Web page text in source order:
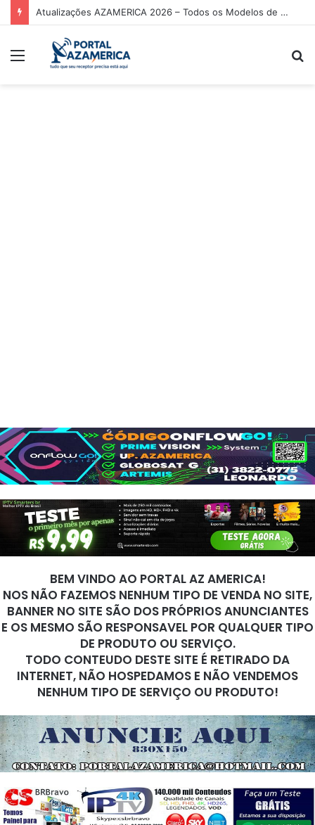
Atualizações AZAMERICA 2026 – Todos os Modelos de Receptores AZAMERICA
BEM VINDO AO PORTAL AZ AMERICA!
NOS NÃO FAZEMOS NENHUM TIPO DE VENDA NO SITE,
BANNER NO SITE SÃO DOS PRÓPRIOS ANUNCIANTES
E OS MESMO SÃO RESPONSAVEL POR QUALQUER TIPO
DE PRODUTO OU SERVIÇO.
TODO CONTEUDO DESTE SITE É RETIRADO DA
INTERNET, NÃO HOSPEDAMOS E NÃO VENDEMOS
NENHUM TIPO DE SERVIÇO OU PRODUTO!